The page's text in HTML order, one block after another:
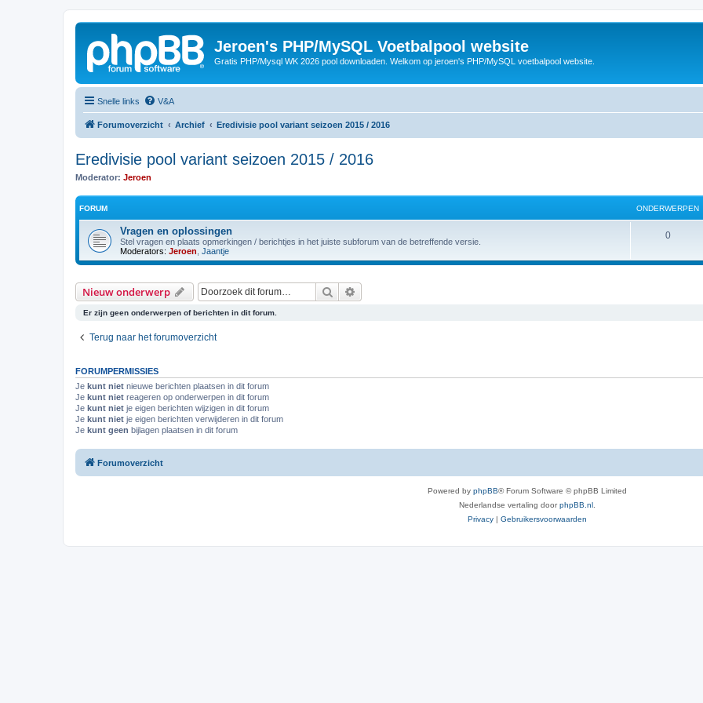
Jeroen's PHP/MySQL Voetbalpool website
Gratis PHP/Mysql WK 2026 pool downloaden. Welkom op jeroen's PHP/MySQL voetbalpool website.
Snelle links V&A
Forumoverzicht Archief Eredivisie pool variant seizoen 2015 / 2016
Eredivisie pool variant seizoen 2015 / 2016
Moderator: Jeroen
FORUM ONDERWERPEN
Vragen en oplossingen
Stel vragen en plaats opmerkingen / berichtjes in het juiste subforum van de betreffende versie.
Moderators: Jeroen Jaantje
0O
r
Nieuw onderwerp Zoek
Er zijn geen onderwerpen of berichten in dit forum.
Terug naar het forumoverzicht
FORUMPERMISSIES
Je kunt niet nieuwe berichten plaatsen in dit forum
Je kunt niet reageren op onderwerpen in dit forum
Je kunt niet je eigen berichten wijzigen in dit forum
Je kunt niet je eigen berichten verwijderen in dit forum
Je kunt geen bijlagen plaatsen in dit forum
Forumoverzicht
Powered by phpBB® Forum Software © phpBB Limited
Nederlandse vertaling doorphpBB.nl
Privacy | Gebruikersvoorwaarden